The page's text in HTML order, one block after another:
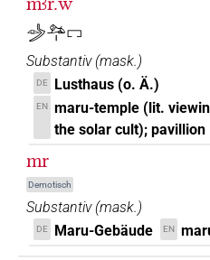
𓌳𓁹𓃭𓏤𓉐
Substantiv (mask.)
DE Lusthaus (o. Ä.)
EN maru-temple (lit.
the solar cult); pavillion
mr
Demotisch
Substantiv (mask.)
DE Maru-Gebäude EN